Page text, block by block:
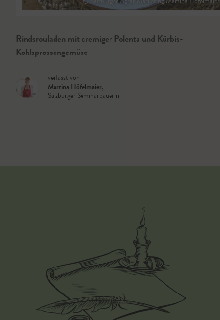
Rindsrouladen mit cremiger Polenta und Kürbis-
Kohlsprossengemüse
verfasst von
Martina Höfelmaier,
Salzburger Seminarbäuerin